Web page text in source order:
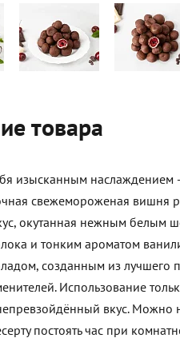
товара
изысканным
свежемороженая вишня
окутанная нежным белым
и тонким ароматом
созданным из лучшего
Использование
вкус. Можно
постоять час при